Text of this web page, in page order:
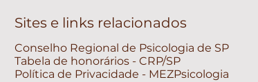
Sites e links relacionados
Conselho Regional de Psicologia de SP
Tabela de honorários - CRP/SP
Política de Privacidade - MEZPsicologia